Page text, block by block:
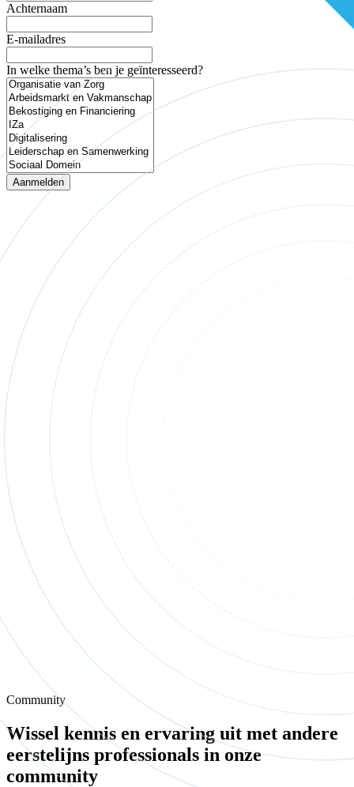
Achternaam
E-mailadres
In welke thema’s ben je geïnteresseerd?
Aanmelden
Community
Wissel kennis en ervaring uit met andere
eerstelijns professionals in onze
community